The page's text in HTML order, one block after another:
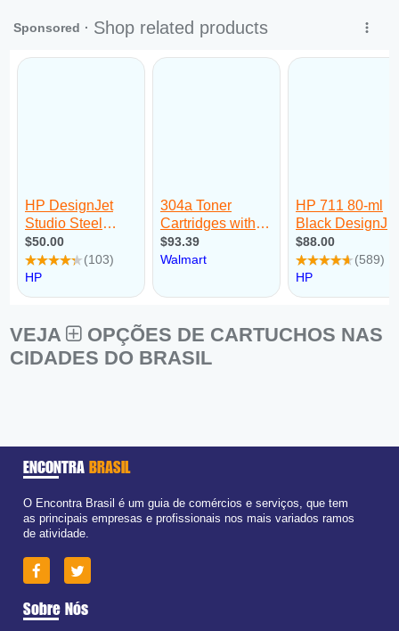
VEJA
OPÇÕES DE CARTUCHOS NAS
CIDADES DO BRASIL
ENCONTRA BRASIL
O Encontra Brasil é um guia de comércios e serviços, que tem
as principais empresas e profissionais nos mais variados ramos
de atividade.
Sobre Nós